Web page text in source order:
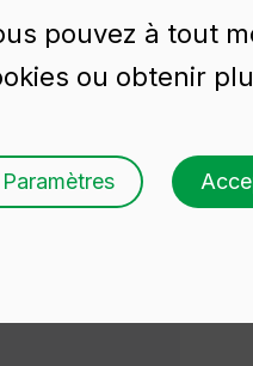
pouvez à tout
ou obtenir
Paramètres